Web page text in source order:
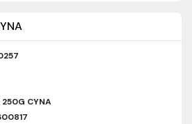
CYNA